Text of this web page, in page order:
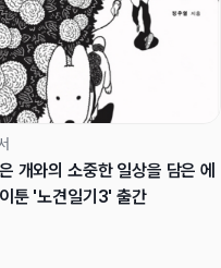
개와의 소중한 일상을 담은 에
툰 '노견일기3' 출간